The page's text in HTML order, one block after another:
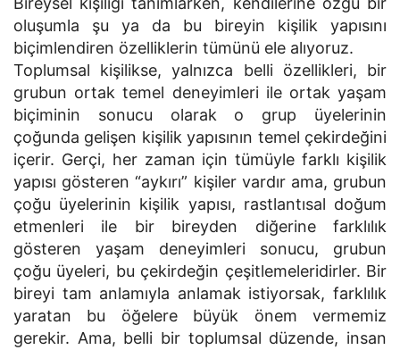
oluşumla şu ya da bu bireyin kişilik yapısını
biçimlendiren özelliklerin tümünü ele alıyoruz.
Toplumsal kişilikse, yalnızca belli özellikleri, bir
grubun ortak temel deneyimleri ile ortak yaşam
biçiminin sonucu olarak o grup üyelerinin
çoğunda gelişen kişilik yapısının temel çekirdeğini
içerir. Gerçi, her zaman için tümüyle farklı kişilik
yapısı gösteren “aykırı” kişiler vardır ama, grubun
çoğu üyelerinin kişilik yapısı, rastlantısal doğum
etmenleri ile bir bireyden diğerine farklılık
gösteren yaşam deneyimleri sonucu, grubun
çoğu üyeleri, bu çekirdeğin çeşitlemeleridirler. Bir
bireyi tam anlamıyla anlamak istiyorsak, farklılık
yaratan bu öğelere büyük önem vermemiz
gerekir. Ama, belli bir toplumsal düzende, insan